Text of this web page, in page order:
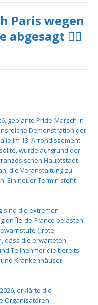
Paris wegen
🏳️‍🌈
geplante Pride-Marsch in
Demonstration der
im 13. Arrondissement
wurde aufgrund der
Hauptstadt
die Veranstaltung zu
Ein neuer Termin steht
sind die extremen
Île-de-France belasten.
(„rote
dass die erwarteten
Teilnehmer die bereits
Krankenhäuser
erklärte die
Organisatoren